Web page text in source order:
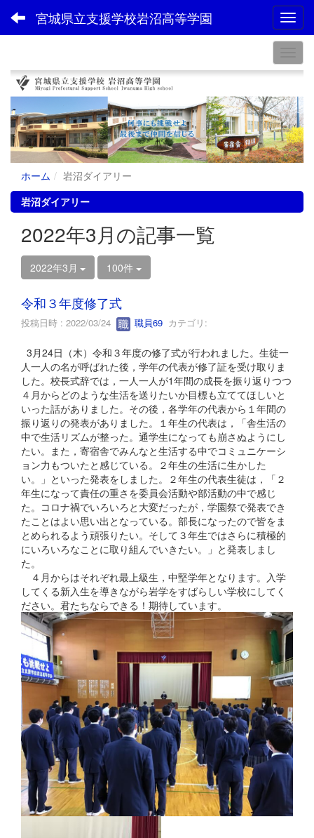
宮城県立支援学校岩沼高等学園
ホーム
岩沼ダイアリー
岩沼ダイアリー
2022年3月の記事一覧
2022年3月 100件
令和３年度修了式
投稿日時 : 2022/03/24 職員69 カテゴリ:
3月24日（木）令和３年度の修了式が行われました。生徒一
人一人の名が呼ばれた後，学年の代表が修了証を受け取りま
した。校長式辞では，一人一人が1年間の成長を振り返りつつ
４月からどのような生活を送りたいか目標も立ててほしいと
いった話がありました。その後，各学年の代表から１年間の
振り返りの発表がありました。１年生の代表は，「舎生活の
中で生活リズムが整った。通学生になっても崩さぬようにし
たい。また，寄宿舎でみんなと生活する中でコミュニケーシ
ョン力もついたと感じている。２年生の生活に生かした
い。」といった発表をしました。２年生の代表生徒は，「２
年生になって責任の重さを委員会活動や部活動の中で感じ
た。コロナ禍でいろいろと大変だったが，学園祭で発表でき
たことはよい思い出となっている。部長になったので皆をま
とめられるよう頑張りたい。そして３年生ではさらに積極的
にいろいろなことに取り組んでいきたい。」と発表しまし
た。
４月からはそれぞれ最上級生，中堅学年となります。入学
してくる新入生を導きながら岩学をすばらしい学校にしてく
ださい。君たちならできる！期待しています。